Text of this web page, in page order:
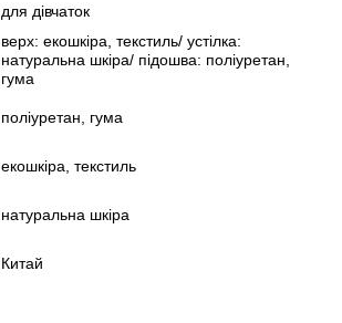
для дівчаток
верх: екошкіра, текстиль/ устілка:
натуральна шкіра/ підошва: поліуретан,
гума
поліуретан, гума
екошкіра, текстиль
натуральна шкіра
Китай